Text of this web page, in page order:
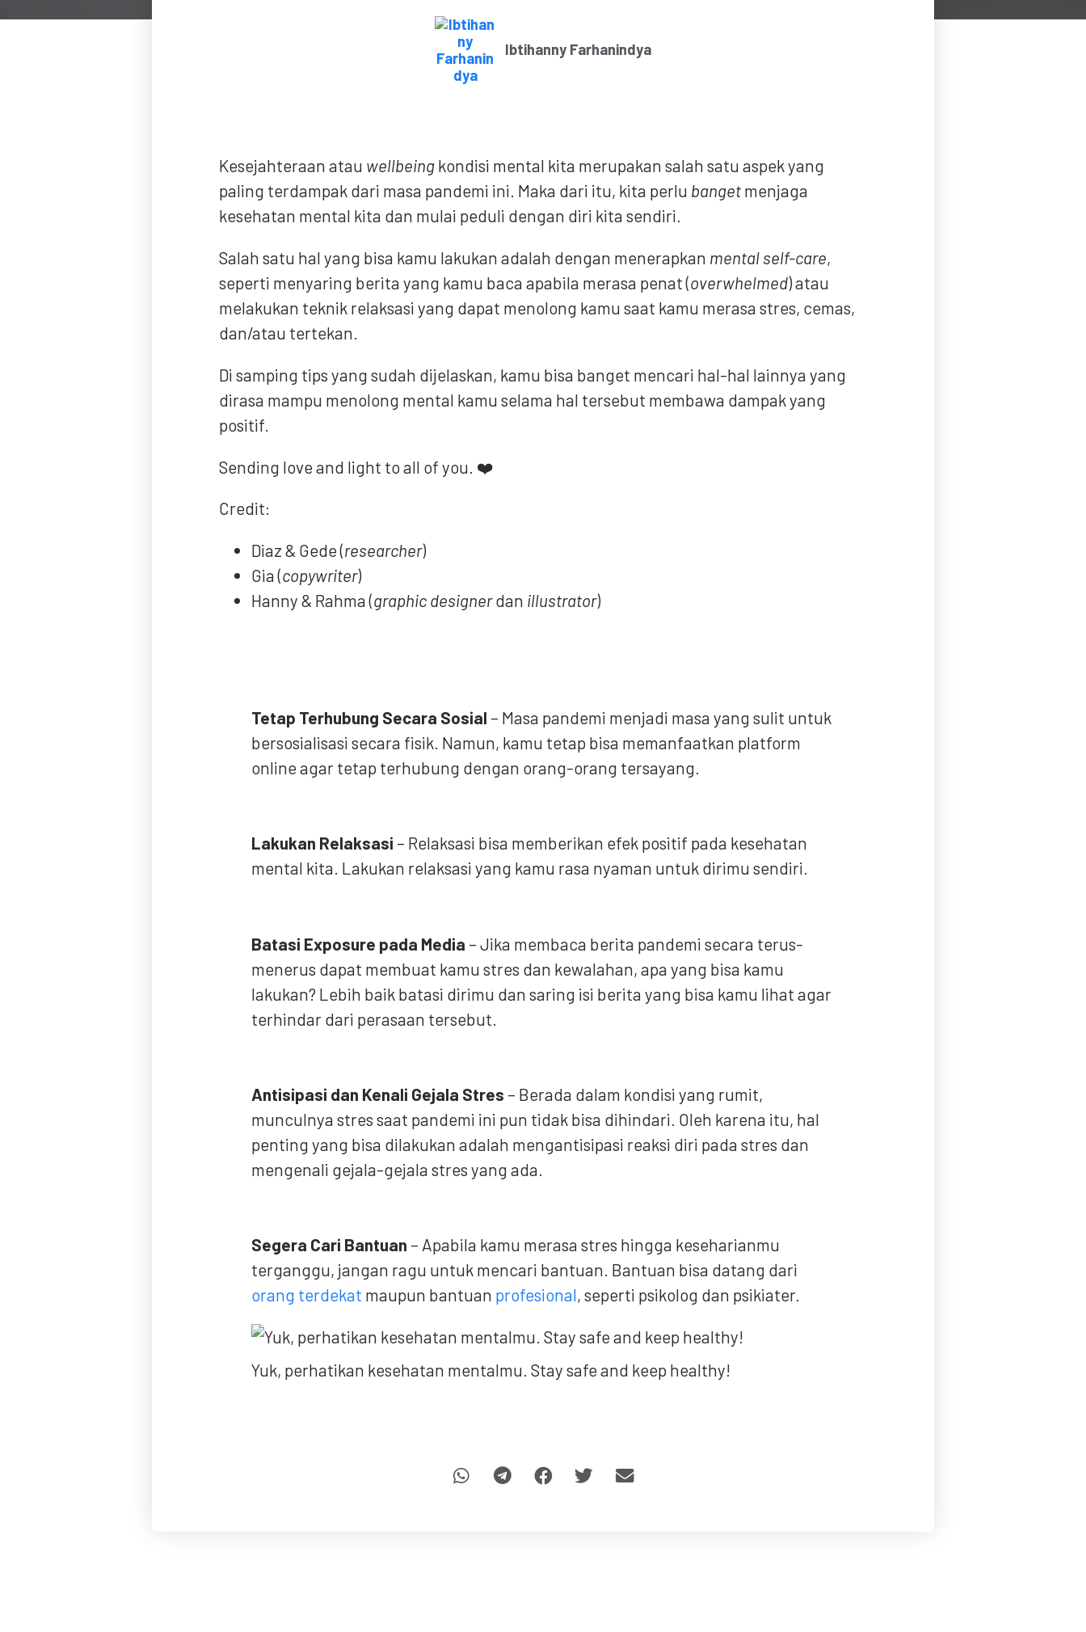
Ibtihanny Farhanindya
Kesejahteraan atau wellbeing kondisi mental kita merupakan salah satu aspek yang
paling terdampak dari masa pandemi ini. Maka dari itu, kita perlu banget menjaga
kesehatan mental kita dan mulai peduli dengan diri kita sendiri.
Salah satu hal yang bisa kamu lakukan adalah dengan menerapkan mental self-care,
seperti menyaring berita yang kamu baca apabila merasa penat (overwhelmed) atau
melakukan teknik relaksasi yang dapat menolong kamu saat kamu merasa stres, cemas,
dan/atau tertekan.
Di samping tips yang sudah dijelaskan, kamu bisa banget mencari hal-hal lainnya yang
dirasa mampu menolong mental kamu selama hal tersebut membawa dampak yang
positif.
Sending love and light to all of you. ❤️
Credit:
Diaz & Gede (researcher)
Gia (copywriter)
Hanny & Rahma (graphic designerdan illustrator)
Tetap Terhubung Secara Sosial – Masa pandemi menjadi masa yang sulit untuk
bersosialisasi secara fisik. Namun, kamu tetap bisa memanfaatkan platform
online agar tetap terhubung dengan orang-orang tersayang.
Lakukan Relaksasi – Relaksasi bisa memberikan efek positif pada kesehatan
mental kita. Lakukan relaksasi yang kamu rasa nyaman untuk dirimu sendiri.
Batasi Exposure pada Media – Jika membaca berita pandemi secara terus-
menerus dapat membuat kamu stres dan kewalahan, apa yang bisa kamu
lakukan? Lebih baik batasi dirimu dan saring isi berita yang bisa kamu lihat agar
terhindar dari perasaan tersebut.
Antisipasi dan Kenali Gejala Stres – Berada dalam kondisi yang rumit,
munculnya stres saat pandemi ini pun tidak bisa dihindari. Oleh karena itu, hal
penting yang bisa dilakukan adalah mengantisipasi reaksi diri pada stres dan
mengenali gejala-gejala stres yang ada.
Segera Cari Bantuan – Apabila kamu merasa stres hingga keseharianmu
terganggu, jangan ragu untuk mencari bantuan. Bantuan bisa datang dari
orang terdekat maupun bantuan profesional, seperti psikolog dan psikiater.
Yuk, perhatikan kesehatan mentalmu. Stay safe and keep healthy!